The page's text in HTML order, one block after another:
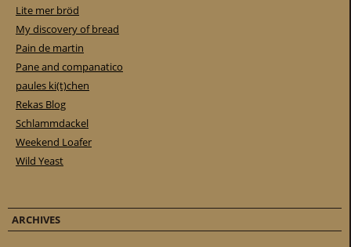
Lite mer bröd
My discovery of bread
Pain de martin
Pane and companatico
paules ki(t)chen
Rekas Blog
Schlammdackel
Weekend Loafer
Wild Yeast
ARCHIVES